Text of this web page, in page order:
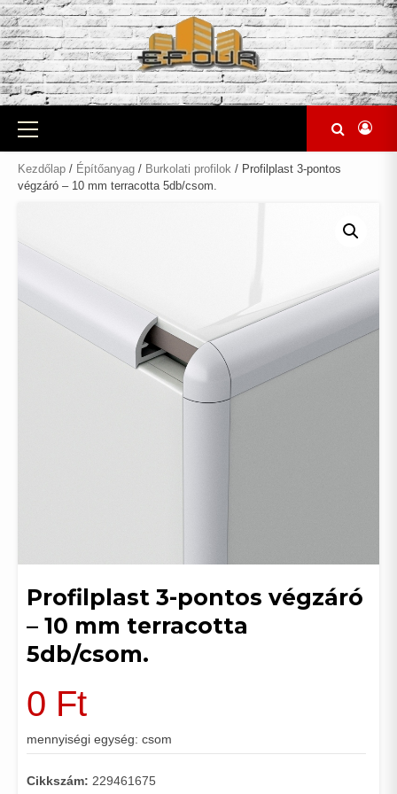
Skip
to
content
Primary
Menu
Kezdőlap / Építőanyag / Burkolati profilok / Profilplast 3-pontos
végzáró – 10 mm terracotta 5db/csom.
Profilplast 3-pontos végzáró
– 10 mm terracotta
5db/csom.
0 Ft
mennyiségi egység: csom
Cikkszám: 229461675